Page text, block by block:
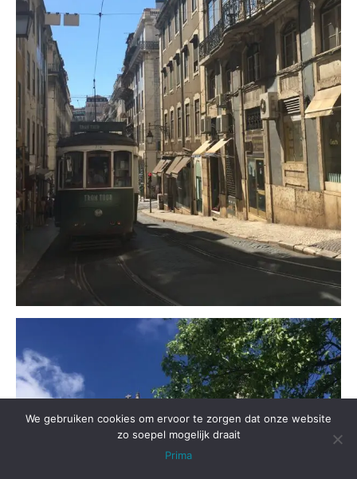
We gebruiken cookies om ervoor te zorgen dat onze website
zo soepel mogelijk draait
Prima